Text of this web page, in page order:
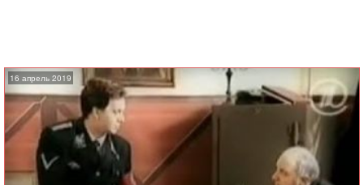
16 апрель 2019